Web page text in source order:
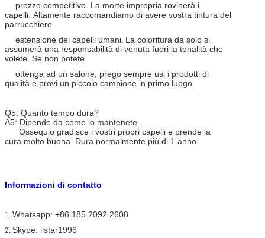
prezzo competitivo. La morte impropria rovinerà i
capelli. Altamente raccomandiamo di avere vostra tintura del
parrucchiere
estensione dei capelli umani. La coloritura da solo si
assumerà una responsabilità di venuta fuori la tonalità che
volete. Se non potete
ottenga ad un salone, prego sempre usi i prodotti di
qualità e provi un piccolo campione in primo luogo.
Q5. Quanto tempo dura?
A5: Dipende da come lo mantenete.
Ossequio gradisce i vostri propri capelli e prende la
cura molto buona. Dura normalmente più di 1 anno.
Informazioni di contatto
1. Whatsapp: +86 185 2092 2608
2. Skype: listar1996